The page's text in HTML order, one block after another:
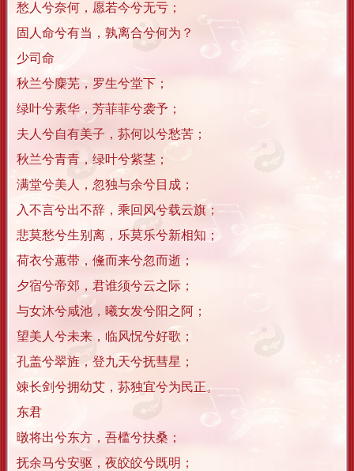
愁人兮奈何，愿若今兮无亏；
固人命兮有当，孰离合兮何为？
少司命
秋兰兮麋芜，罗生兮堂下；
绿叶兮素华，芳菲菲兮袭予；
夫人兮自有美子，荪何以兮愁苦；
秋兰兮青青，绿叶兮紫茎；
满堂兮美人，忽独与余兮目成；
入不言兮出不辞，乘回风兮载云旗；
悲莫愁兮生别离，乐莫乐兮新相知；
荷衣兮蕙带，儵而来兮忽而逝；
夕宿兮帝郊，君谁须兮云之际；
与女沐兮咸池，曦女发兮阳之阿；
望美人兮未来，临风怳兮好歌；
孔盖兮翠旌，登九天兮抚彗星；
竦长剑兮拥幼艾，荪独宜兮为民正。
东君
暾将出兮东方，吾槛兮扶桑；
抚余马兮安驱，夜皎皎兮既明；